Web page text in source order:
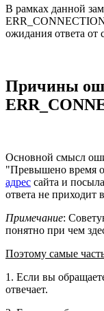
В рамках данной
ожидания ответа от
Причины
Основной смысл
"Превышено время
адрес сайта и
ответа не приходит
Примечание:
понятно при чем
Поэтому самые
1. Если вы
отвечает.